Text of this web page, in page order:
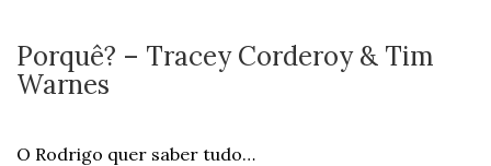
Porquê? – Tracey Corderoy & Tim
Warnes
O Rodrigo quer saber tudo…